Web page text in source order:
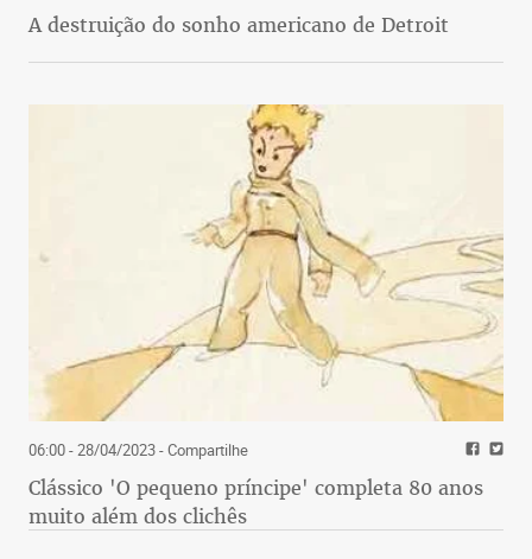
A destruição do sonho americano de Detroit
06:00 - 28/04/2023- Compartilhe
Clássico 'O pequeno príncipe' completa 80 anos
muito além dos clichês